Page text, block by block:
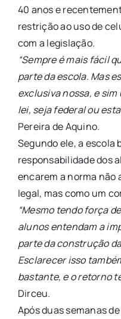
40 anos e
restrição ao uso de
com a legislação.
“Sempre é mais fácil
parte da escola. Mas
exclusiva nossa, e
lei, seja federal ou
Pereira de Aquino.
Segundo ele, a escola
responsabilidade dos
encarem a norma não
legal, mas como um
“Mesmo tendo força
alunos entendam a
parte da construção
Esclarecer isso
bastante, e o retorno
Dirceu.
Após duas semanas